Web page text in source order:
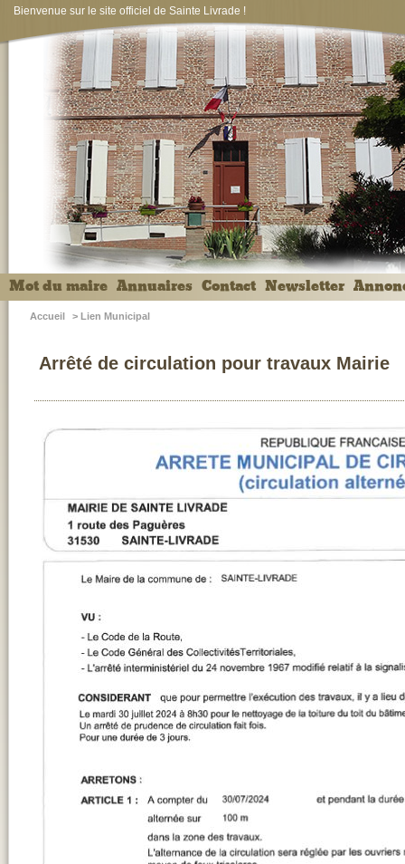
Bienvenue sur le site officiel de Sainte Livrade !
Mot du maire Annuaires Contact Newsletter
Accueil > Lien Municipal
Arrêté de circulation pour travaux Mairie